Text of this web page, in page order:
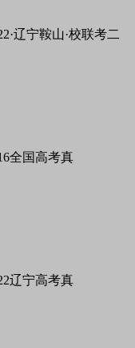
辽宁鞍山·校联考二
全国高考真
辽宁高考真